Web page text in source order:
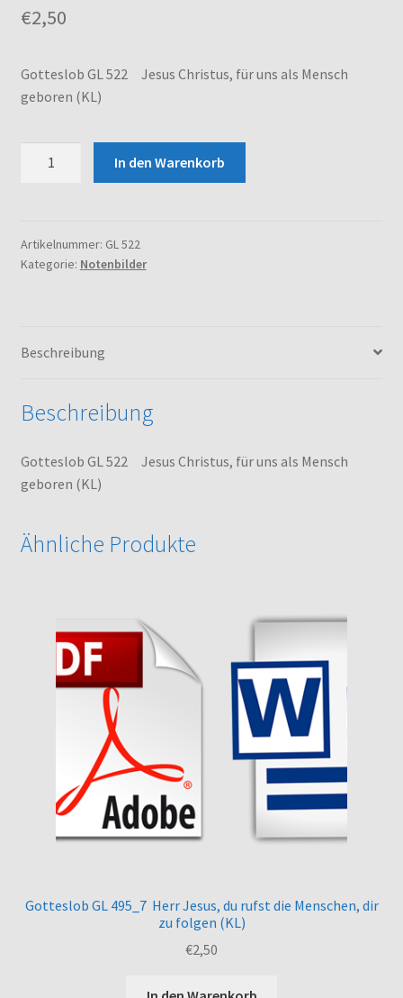
Versand und Zahlungsbedingungen
Warenkorb
€2,50
Gotteslob GL 522 Jesus Christus, für uns als Mensch
geboren (KL)
Christus,
für
geboren
In den Warenkorb
Artikelnummer: GL 522
Kategorie: Notenbilder
Beschreibung
Beschreibung
Gotteslob GL 522 Jesus Christus, für uns als Mensch
geboren (KL)
Ähnliche Produkte
Gotteslob GL 495_7 Herr Jesus, du rufst die Menschen, dir
zu folgen (KL)
€2,50